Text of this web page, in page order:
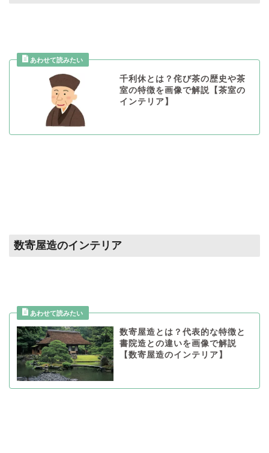
千利休とは？侘び茶の歴史や茶
室の特徴を画像で解説【茶室の
インテリア】
数寄屋造のインテリア
数寄屋造とは？代表的な特徴と
書院造との違いを画像で解説
【数寄屋造のインテリア】